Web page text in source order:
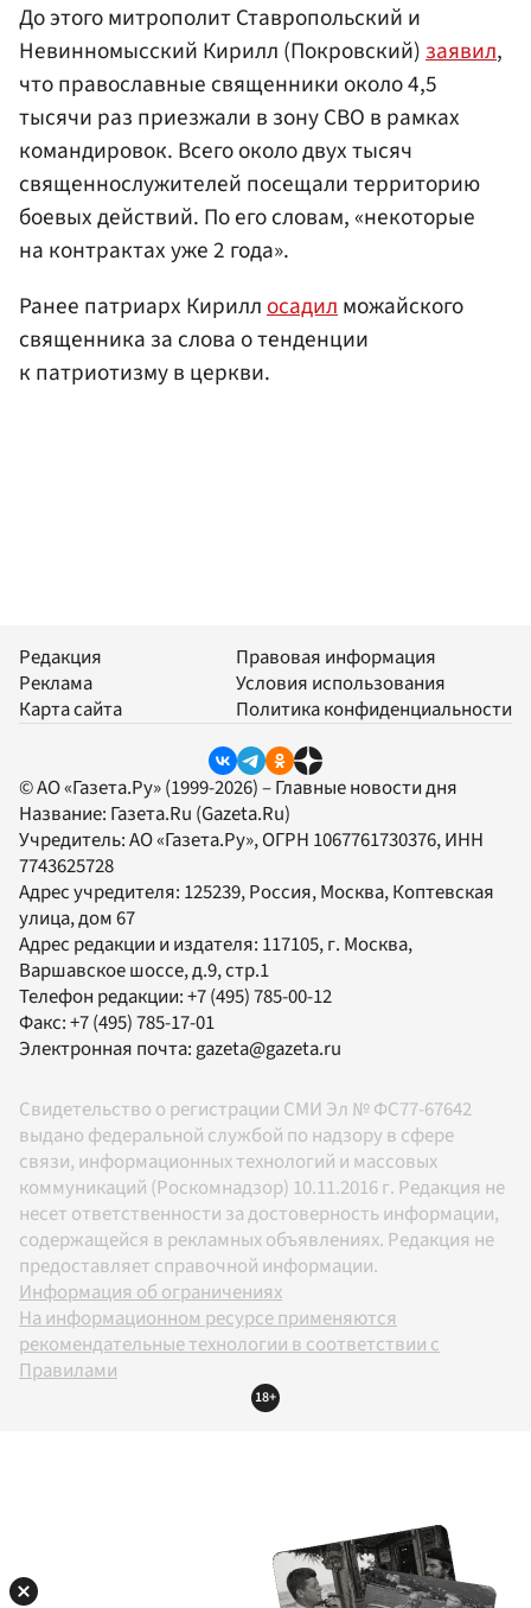
До этого митрополит Ставропольский и
Невинномысский Кирилл (Покровский)заявил,
что православные священники около 4,5
тысячи раз приезжали в зону СВО в рамках
командировок. Всего около двух тысяч
священнослужителей посещали территорию
боевых действий. По его словам, «некоторые
на контрактах уже 2 года».
Ранее патриарх Кириллосадилможайского
священника за слова о тенденции
к патриотизму в церкви.
Редакция
Реклама
Карта сайта
Правовая информация
Условия использования
Политика конфиденциальности
© АО «Газета.Ру» (1999-2026) – Главные новости дня
Название: Газета.Ru (Gazeta.Ru)
Учредитель:АО «Газета.Ру», ОГРН 1067761730376, ИНН
7743625728
Адрес учредителя: 125239, Россия, Москва, Коптевская
улица, дом 67
Адрес редакции и издателя: 117105, г. Москва,
Варшавское шоссе, д.9, стр.1
Телефон редакции:+7 (495) 785-00-12
Факс:+7 (495) 785-17-01
Электронная почта:gazeta@gazeta.ru
Свидетельство о регистрации СМИ Эл № ФС77-67642
выдано федеральной службой по надзору в сфере
связи, информационных технологий и массовых
коммуникаций (Роскомнадзор) 10.11.2016 г. Редакция не
несет ответственности за достоверность информации,
содержащейся в рекламных объявлениях. Редакция не
предоставляет справочной информации.
Информация об ограничениях
На информационном ресурсе применяются
рекомендательные технологии в соответствии с
Правилами
18+